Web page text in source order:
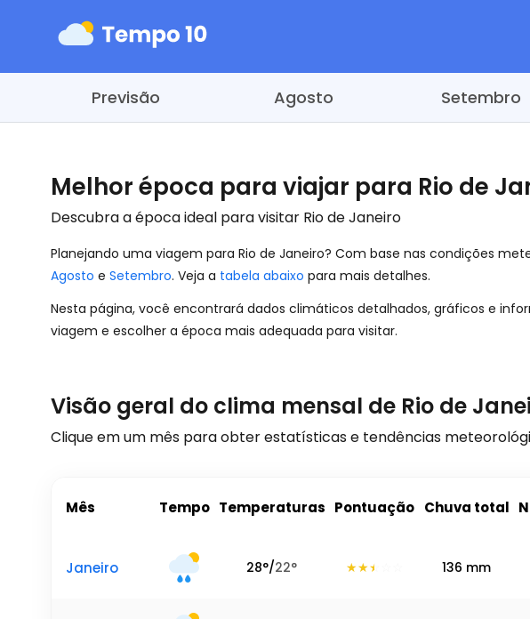
Previsão Agosto Setembro
Melhor época para viajar para Rio de
Descubra a época ideal para visitar Rio de Janeiro
Planejando uma viagem para Rio de Janeiro? Com base nas condições
Agosto e Setembro. Veja a tabela abaixo para mais detalhes.
Nesta página, você encontrará dados climáticos detalhados, gráficos e
viagem e escolher a época mais adequada para visitar.
Visão geral do clima mensal de Rio de
Clique em um mês para obter estatísticas e tendências
Mês Tempo Temperaturas Pontuação Chuva total
Janeiro 28°/22° 136 mm